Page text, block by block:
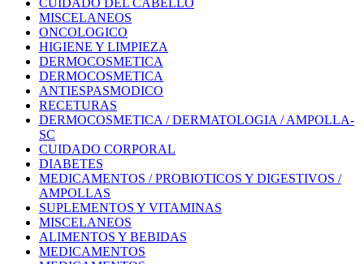
CUIDADO DEL CABELLO
MISCELANEOS
ONCOLOGICO
HIGIENE Y LIMPIEZA
DERMOCOSMETICA
DERMOCOSMETICA
ANTIESPASMODICO
RECETURAS
DERMOCOSMETICA / DERMATOLOGIA / AMPOLLA-
SC
CUIDADO CORPORAL
DIABETES
MEDICAMENTOS / PROBIOTICOS Y DIGESTIVOS /
AMPOLLAS
SUPLEMENTOS Y VITAMINAS
MISCELANEOS
ALIMENTOS Y BEBIDAS
MEDICAMENTOS